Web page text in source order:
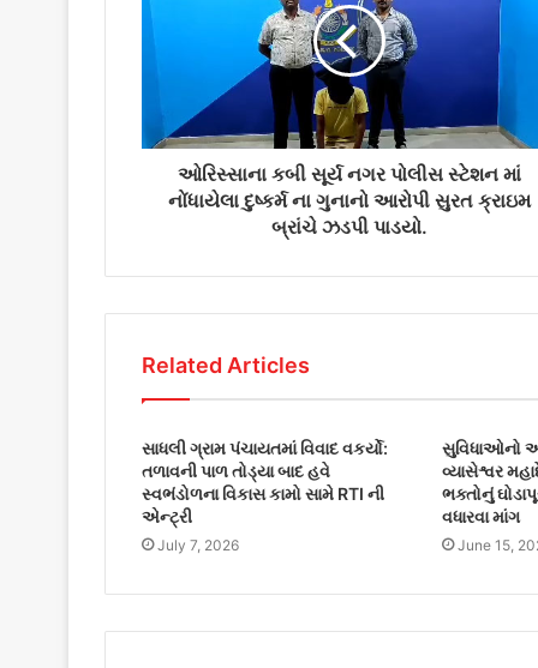
r
ઓરિસ્સાના કબી સૂર્ય નગર પોલીસ સ્ટેશન માં
નોંધાયેલા દુષ્કર્મ ના ગુનાનો આરોપી સુરત ક્રાઇમ
બ્રાંચે ઝડપી પાડયો.
Related Articles
સાધલી ગ્રામ પંચાયતમાં વિવાદ વકર્યો:
તળાવની પાળ તોડ્યા બાદ હવે
સ્વભંડોળના વિકાસ કામો સામે RTI ની
એન્ટ્રી
July 7, 2026
સુવિધાઓનો
વ્યાસેશ્વર
ભક્તોનું
વધારવા માંગ
June 15,